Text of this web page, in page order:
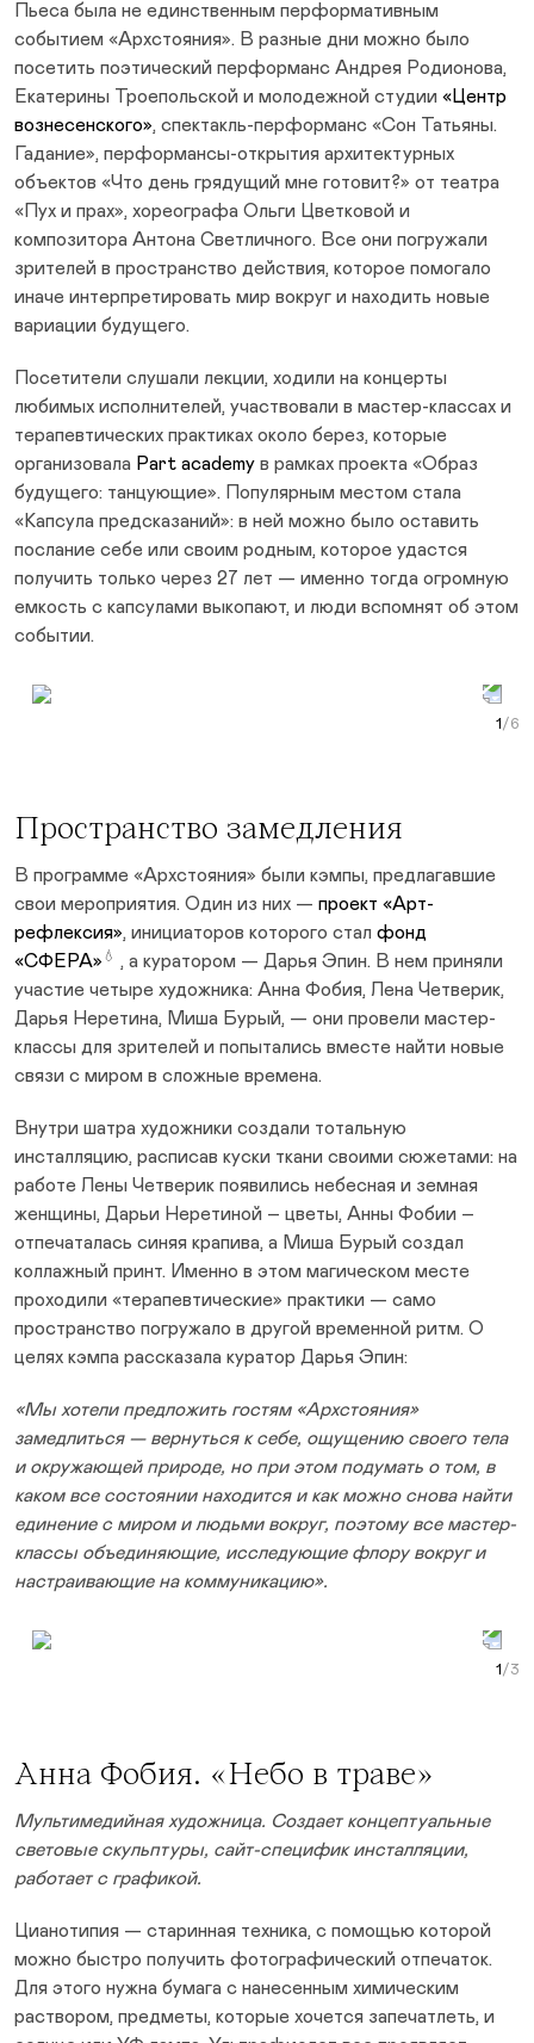
Пьеса была не единственным перформативным
событием «Архстояния». В разные дни можно было
посетить поэтический перформанс Андрея Родионова,
Екатерины Троепольской и молодежной студии «Центр
вознесенского», спектакль-перформанс «Сон Татьяны.
Гадание», перформансы-открытия архитектурных
объектов «Что день грядущий мне готовит?» от театра
«Пух и прах», хореографа Ольги Цветковой и
композитора Антона Светличного. Все они погружали
зрителей в пространство действия, которое помогало
иначе интерпретировать мир вокруг и находить новые
вариации будущего.
Посетители слушали лекции, ходили на концерты
любимых исполнителей, участвовали в мастер-классах и
терапевтических практиках около берез, которые
организовала Part academy в рамках проекта «Образ
будущего: танцующие». Популярным местом стала
«Капсула предсказаний»: в ней можно было оставить
послание себе или своим родным, которое удастся
получить только через 27 лет — именно тогда огромную
емкость с капсулами выкопают, и люди вспомнят об этом
событии.
Next Slide
Пространство замедления
В программе «Архстояния» были кэмпы, предлагавшие
свои мероприятия. Один из них — проект «Арт-
рефлексия», инициаторов которого стал фонд
«СФЕРА» 💧
, а куратором — Дарья Эпин. В нем приняли
участие четыре художника: Анна Фобия, Лена Четверик,
Дарья Неретина, Миша Бурый, — они провели мастер-
классы для зрителей и попытались вместе найти новые
связи с миром в сложные времена.
Внутри шатра художники создали тотальную
инсталляцию, расписав куски ткани своими сюжетами: на
работе Лены Четверик появились небесная и земная
женщины, Дарьи Неретиной – цветы, Анны Фобии –
отпечаталась синяя крапива, а Миша Бурый создал
коллажный принт. Именно в этом магическом месте
проходили «терапевтические» практики — само
пространство погружало в другой временной ритм. О
целях кэмпа рассказала куратор Дарья Эпин:
«Мы хотели предложить гостям «Архстояния»
замедлиться — вернуться к себе, ощущению своего тела
и окружающей природе, но при этом подумать о том, в
каком все состоянии находится и как можно снова найти
единение с миром и людьми вокруг, поэтому все мастер-
классы объединяющие, исследующие флору вокруг и
настраивающие на коммуникацию».
Next Slide
Анна Фобия. «Небо в траве»
Мультимедийная художница. Создает концептуальные
световые скульптуры, сайт-специфик инсталляции,
работает с графикой.
Цианотипия — старинная техника, с помощью которой
можно быстро получить фотографический отпечаток.
Для этого нужна бумага с нанесенным химическим
раствором, предметы, которые хочется запечатлеть, и